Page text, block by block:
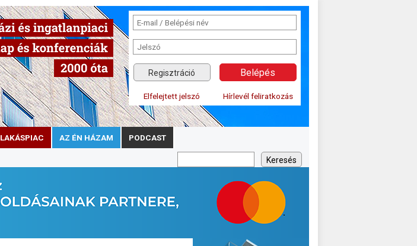
Regisztráció
Elfelejtett jelszó Hírlevél feliratkozás
LAKÁSPIAC AZ ÉN HÁZAM PODCAST